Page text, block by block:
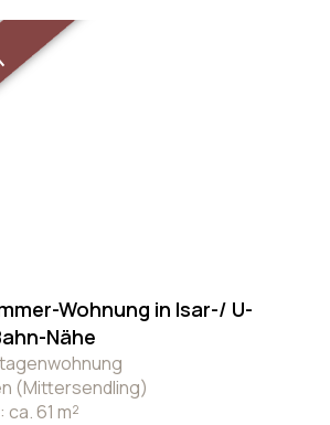
Wohnung in Isar-/ U-
Nähe
(Mittersendling)
61 m²